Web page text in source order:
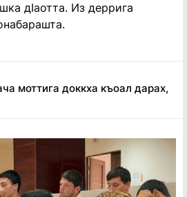
моттига доккха къоал дарах,
дIаотта. Из деррига